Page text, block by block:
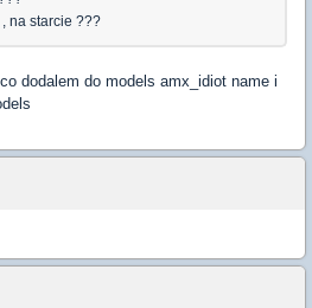
na starcie ???
dodalem do models amx_idiot name i